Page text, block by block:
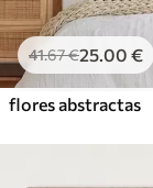
41.67€25.00 €
flores abstractas